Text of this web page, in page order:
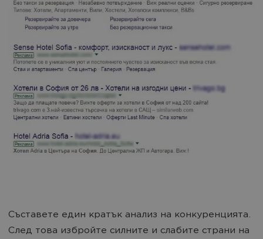
Съставете един кратък анализ на конкуренцията.
След това избройте силните и слабите страни на